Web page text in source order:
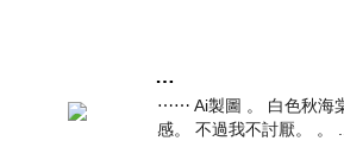
…
⋯⋯ Ai製圖 。 白色秋海
感。 不過我不討厭。 。